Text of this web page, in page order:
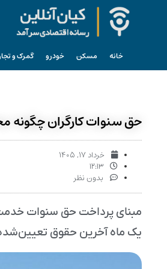
خانه مسکن خودرو گمرک و
حق سنوات کارگران چگونه
خرداد ۱۷, ۱۴۰۵
۱۲:۱۳
بدون نظر
مبنای پرداخت حق سنوات خدمت
یک ماه آخرین حقوق تعیین‌شده